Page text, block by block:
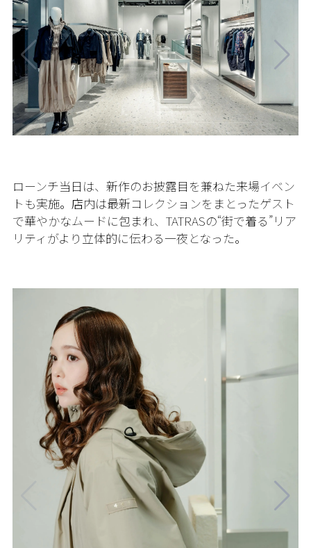
ローンチ当日は、新作のお披露目を兼ねた来場イベン
トも実施。店内は最新コレクションをまとったゲスト
で華やかなムードに包まれ、TATRASの“街で着る”リア
リティがより立体的に伝わる一夜となった。